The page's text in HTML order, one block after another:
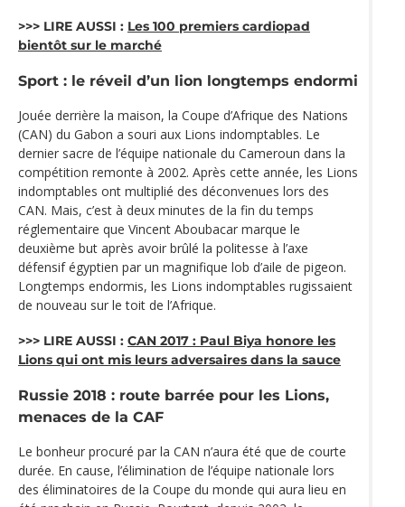
>>> LIRE AUSSI : Les 100 premiers cardiopad
bientôt sur le marché
Sport : le réveil d’un lion longtemps endormi
Jouée derrière la maison, la Coupe d’Afrique des Nations
(CAN) du Gabon a souri aux Lions indomptables. Le
dernier sacre de l’équipe nationale du Cameroun dans la
compétition remonte à 2002. Après cette année, les Lions
indomptables ont multiplié des déconvenues lors des
CAN. Mais, c’est à deux minutes de la fin du temps
réglementaire que Vincent Aboubacar marque le
deuxième but après avoir brûlé la politesse à l’axe
défensif égyptien par un magnifique lob d’aile de pigeon.
Longtemps endormis, les Lions indomptables rugissaient
de nouveau sur le toit de l’Afrique.
>>> LIRE AUSSI : CAN 2017 : Paul Biya honore les
Lions qui ont mis leurs adversaires dans la sauce
Russie 2018 : route barrée pour les Lions,
menaces de la CAF
Le bonheur procuré par la CAN n’aura été que de courte
durée. En cause, l’élimination de l’équipe nationale lors
des éliminatoires de la Coupe du monde qui aura lieu en